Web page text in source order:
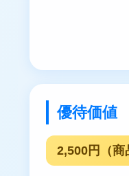
優待価値
2,500円（商